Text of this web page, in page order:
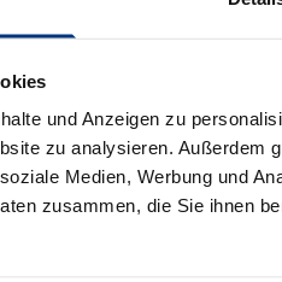
und Anzeigen zu
zu analysieren. Außerdem
Medien, Werbung und
zusammen, die Sie ihnen
Delivery cost notice
data